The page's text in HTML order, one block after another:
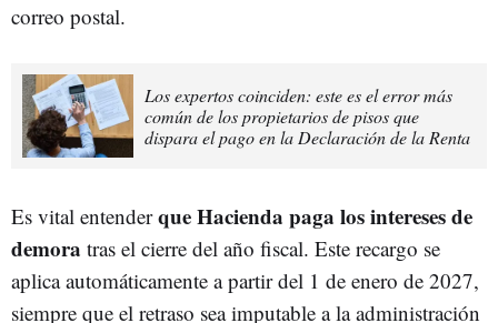
correo postal.
Los expertos coinciden: este es el error más
común de los propietarios de pisos que
dispara el pago en la Declaración de la Renta
Es vital entenderque Hacienda paga losintereses de
demora tras el cierre del año fiscal. Este recargo se
aplica automáticamente a partir del 1 de enero de 2027,
siempre que el retraso sea imputable a la administración